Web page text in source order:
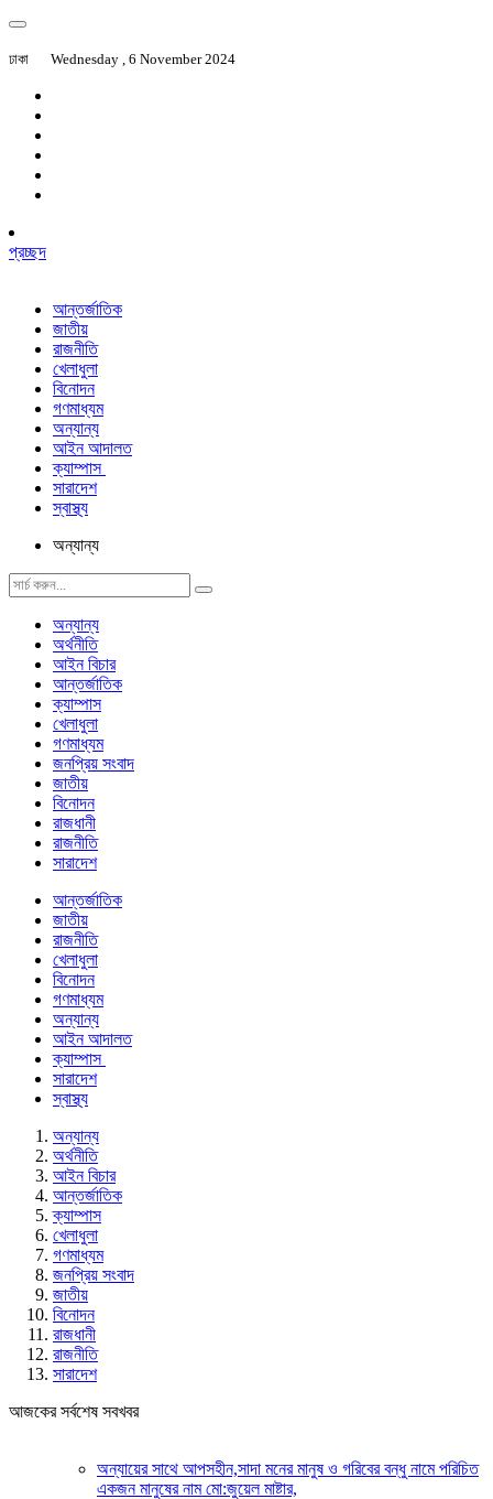
ঢাকা Wednesday , 6 November 2024
প্রচ্ছদ
আন্তর্জাতিক
জাতীয়
রাজনীতি
খেলাধুলা
বিনোদন
গণমাধ্যম
অন্যান্য
আইন আদালত
ক্যাম্পাস
সারাদেশ
স্বাস্থ্য
অন্যান্য
অন্যান্য
অর্থনীতি
আইন বিচার
আন্তর্জাতিক
ক্যাম্পাস
খেলাধুলা
গণমাধ্যম
জনপ্রিয় সংবাদ
জাতীয়
বিনোদন
রাজধানী
রাজনীতি
সারাদেশ
আন্তর্জাতিক
জাতীয়
রাজনীতি
খেলাধুলা
বিনোদন
গণমাধ্যম
অন্যান্য
আইন আদালত
ক্যাম্পাস
সারাদেশ
স্বাস্থ্য
অন্যান্য
অর্থনীতি
আইন বিচার
আন্তর্জাতিক
ক্যাম্পাস
খেলাধুলা
গণমাধ্যম
জনপ্রিয় সংবাদ
জাতীয়
বিনোদন
রাজধানী
রাজনীতি
সারাদেশ
আজকের সর্বশেষ সবখবর
অন্যায়ের সাথে আপসহীন,সাদা মনের মানুষ ও গরিবের বন্ধু নামে পরিচিত
একজন মানুষের নাম মো:জুয়েল মাষ্টার,